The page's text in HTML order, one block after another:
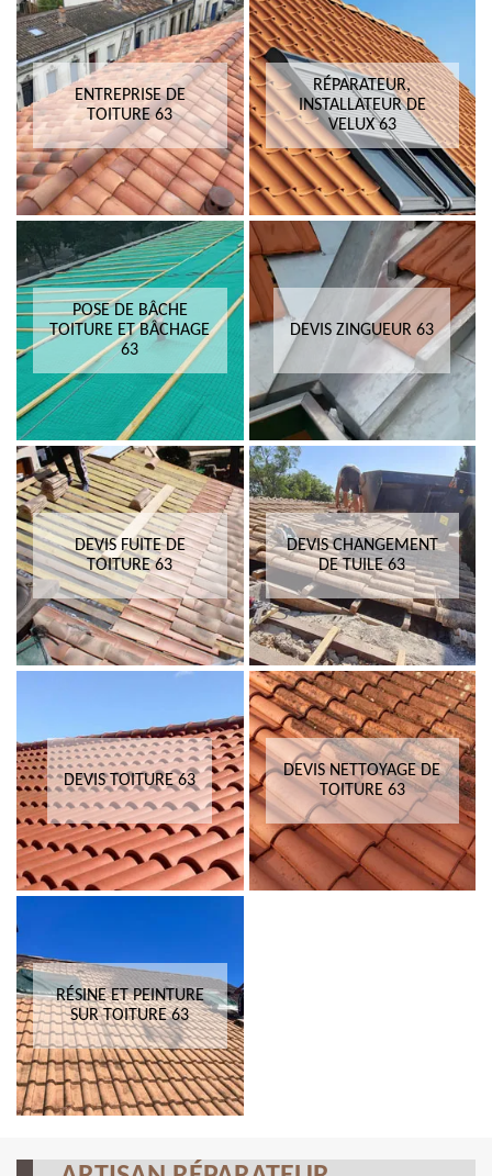
ENTREPRISE DE
TOITURE 63
RÉPARATEUR,
INSTALLATEUR DE
VELUX 63
POSE DE BÂCHE
TOITURE ET BÂCHAGE
63
DEVIS ZINGUEUR 63
DEVIS FUITE DE
TOITURE 63
DEVIS CHANGEMENT
DE TUILE 63
DEVIS TOITURE 63
DEVIS NETTOYAGE DE
TOITURE 63
RÉSINE ET PEINTURE
SUR TOITURE 63